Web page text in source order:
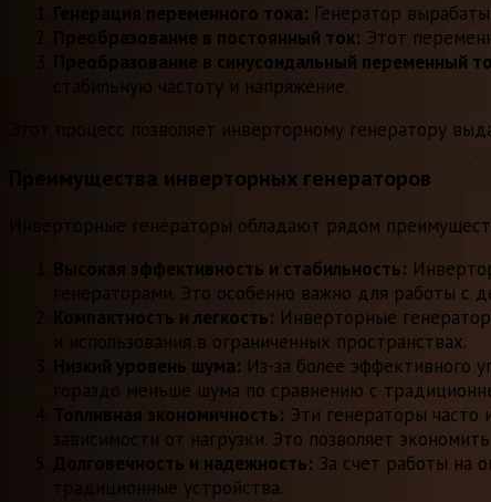
Генерация переменного тока: Генератор
Преобразование в постоянный ток: Этот
Преобразование в синусоидальный переменный
стабильную частоту и напряжение.
Этот процесс позволяет инверторному генератору
Преимущества инверторных генераторов
Инверторные генераторы обладают рядом
Высокая эффективность и стабильность:
генераторами. Это особенно важно для работы с
Компактность и легкость: Инверторные
и использования в ограниченных пространствах.
Низкий уровень шума: Из-за более эффективного
гораздо меньше шума по сравнению с
Топливная экономичность: Эти генераторы часто
зависимости от нагрузки. Это позволяет
Долговечность и надежность: За счет работы на
традиционные устройства.